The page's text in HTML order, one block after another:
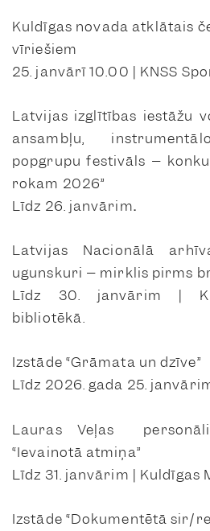
Kuldīgas novada atklātais
vīriešiem
25. janvārī 10.00 | KNSS
Latvijas izglītības iestāžu
ansambļu,
popgrupu festivāls –
rokam 2026”
Līdz 26. janvārim.
Latvijas Nacionālā
ugunskuri – mirklis pirms
Līdz 30. janvārim |
bibliotēkā.
Izstāde “Grāmata un dzīve”
Līdz 2026. gada 25.
Lauras Veļas
“Ievainotā atmiņa”
Līdz 31. janvārim | Kuldīgas
Izstāde “Dokumentētā sir/